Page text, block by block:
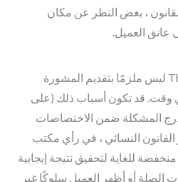
، بغض النظر عن مكان
عاتق العميل.
3.1. The Women’s Law Shop ليس ملزمًا بتقديم المشورة
وقت. قد تكون أسباب ذلك (على
المشكلة ضمن الاختصاصات
القانون النسائي ، في رأي مكتب
للغاية لتحقيق نتيجة إيجابية
الصلة أو أظهر العميل سلوكًا غير